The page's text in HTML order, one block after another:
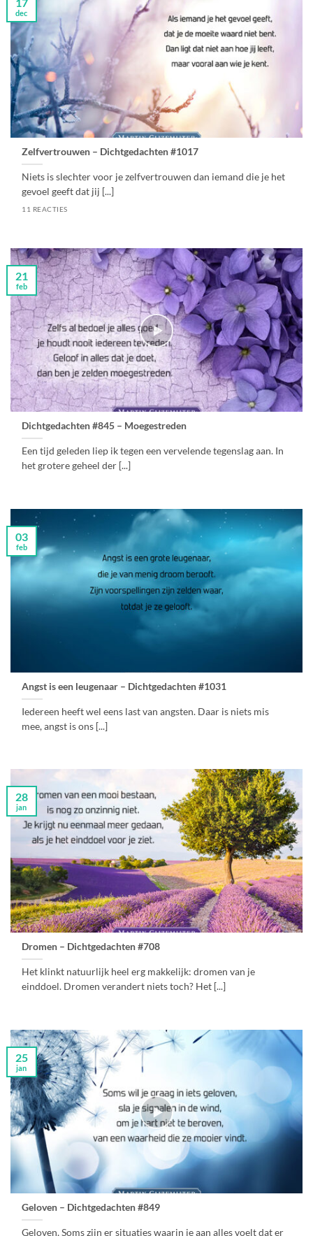
Zelfvertrouwen – Dichtgedachten #1017
Niets is slechter voor je zelfvertrouwen dan iemand die je het
gevoel geeft dat jij [...]
11 REACTIES
dec
Dichtgedachten #845 – Moegestreden
Een tijd geleden liep ik tegen een vervelende tegenslag aan. In
het grotere geheel der [...]
21
feb
Angst is een leugenaar – Dichtgedachten #1031
Iedereen heeft wel eens last van angsten. Daar is niets mis
mee, angst is ons [...]
03
feb
Dromen – Dichtgedachten #708
Het klinkt natuurlijk heel erg makkelijk: dromen van je
einddoel. Dromen verandert niets toch? Het [...]
28
jan
Geloven – Dichtgedachten #849
Geloven, Soms zijn er situaties waarin je aan alles voelt dat er
25
jan